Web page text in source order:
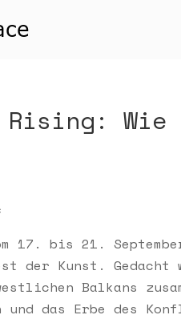
Rising:
17. bis 21.
der Kunst.
Balkans
das Erbe des